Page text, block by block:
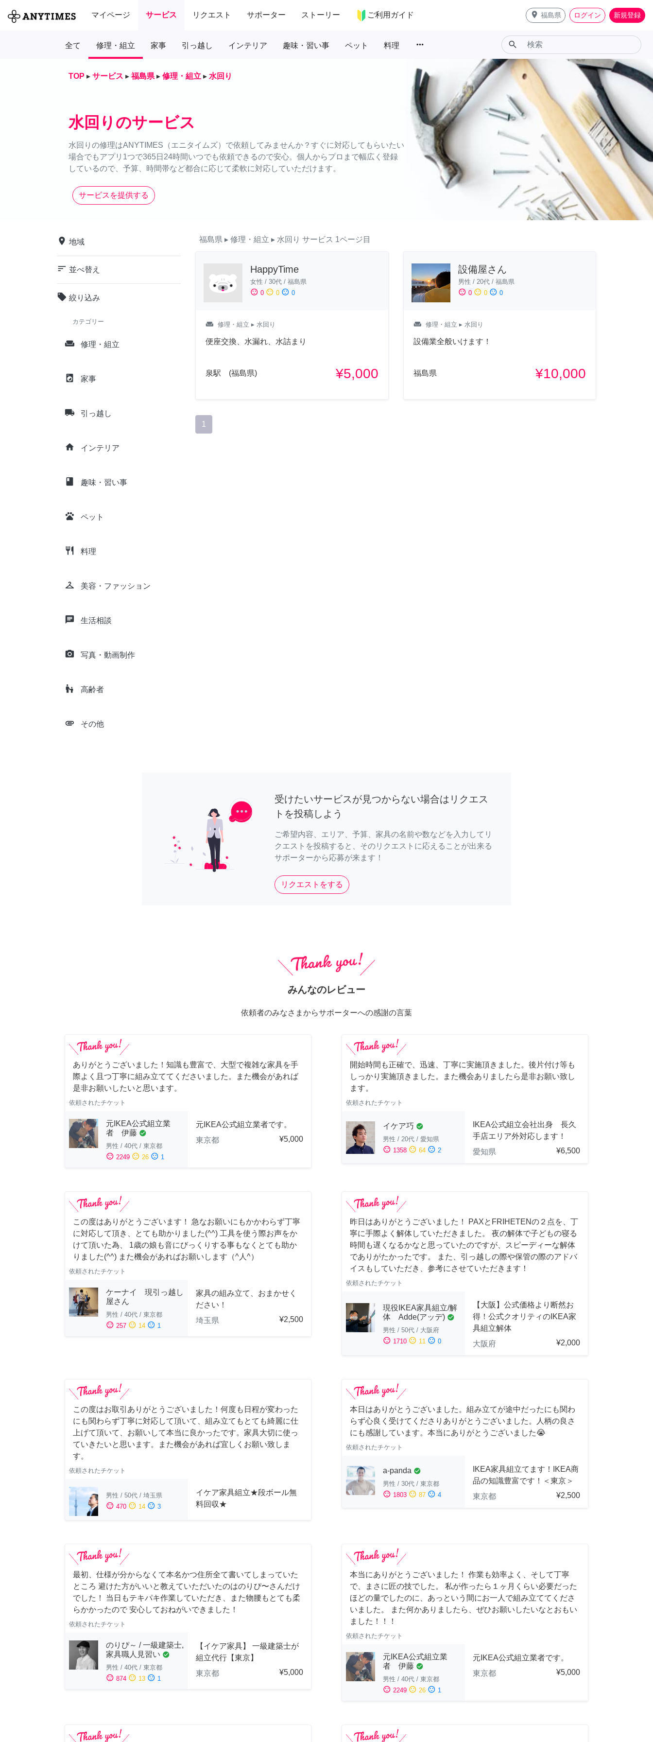
マイページ サービス リクエスト サポーター ストーリー ご利用ガイド place 福島県 ログイン 新規登録
全て 修理・組立 家事 引っ越し インテリア 趣味・習い事 ペット 料理 more_horiz search
TOP ▸ サービス ▸ 福島県 ▸ 修理・組立 ▸ 水回り
水回りのサービス
水回りの修理はANYTIMES（エニタイムズ）で依頼してみませんか？すぐに対応してもらいたい
場合でもアプリ1つで365日24時間いつでも依頼できるので安心。個人からプロまで幅広く登録
しているので、予算、時間帯など都合に応じて柔軟に対応していただけます。
サービスを提供する
place 地域
sort 並べ替え
local_offer 絞り込み
カテゴリー
weekend 修理・組立
local_laundry_service 家事
local_shipping 引っ越し
home インテリア
class 趣味・習い事
pets ペット
restaurant 料理
checkroom 美容・ファッション
chat 生活相談
camera_alt 写真・動画制作
escalator_warning 高齢者
attachment その他
福島県 ▸ 修理・組立 ▸ 水回り サービス 1ページ目
HappyTime
女性 / 30代 / 福島県
sentiment_satisfied 0 sentiment_neutral 0 sentiment_dissatisfied 0
weekend 修理・組立 ▸ 水回り
便座交換、水漏れ、水詰まり
泉駅 (福島県) ¥5,000
設備屋さん
男性 / 20代/ 福島県
sentiment_satisfied 0 sentiment_neutral 0 sentiment_dissatisfied 0
weekend 修理・組立 ▸ 水回り
設備業全般いけます！
福島県 ¥10,000
1
受けたいサービスが見つからない場合はリクエス
トを投稿しよう
ご希望内容、エリア、予算、家具の名前や数などを入力してリ
クエストを投稿すると、そのリクエストに応えることが出来る
サポーターから応募が来ます！
リクエストをする
みんなのレビュー
依頼者のみなさまからサポーターへの感謝の言葉
ありがとうございました！知識も豊富で、大型で複雑な家具を手
際よく且つ丁寧に組み立ててくださいました。また機会があれば
是非お願いしたいと思います。
依頼されたチケット
元IKEA公式組立業
者 伊藤 check_circle
男性 / 40代 / 東京都
sentiment_satisfied 2249 sentiment_neutral 26 sentiment_dissatisfied 1
元IKEA公式組立業者です。
東京都
¥5,000
開始時間も正確で、迅速、丁寧に実施頂きました。後片付け等も
しっかり実施頂きました。また機会ありましたら是非お願い致し
ます。
依頼されたチケット
イケア巧 check_circle
男性 / 20代 / 愛知県
sentiment_satisfied 1358 sentiment_neutral 64 sentiment_dissatisfied 2
IKEA公式組立会社出身 長久
手店エリア外対応します！
愛知県
¥6,500
この度はありがとうございます！ 急なお願いにもかかわらず丁寧
に対応して頂き、とても助かりました(^^) 工具を使う際お声をか
けて頂いた為、 1歳の娘も音にびっくりする事もなくとても助か
りました(^^) また機会があればお願いします（^人^）
依頼されたチケット
ケーナイ 現引っ越し
屋さん
男性 / 40代 / 東京都
sentiment_satisfied 257 sentiment_neutral 14 sentiment_dissatisfied 1
家具の組み立て、おまかせく
ださい！
埼玉県
¥2,500
昨日はありがとうございました！ PAXとFRIHETENの２点を、丁
寧に手際よく解体していただきました。 夜の解体で子どもの寝る
時間も遅くなるかなと思っていたのですが、スピーディーな解体
でありがたかったです。 また、引っ越しの際や保管の際のアドバ
イスもしていただき、参考にさせていただきます！
依頼されたチケット
現役IKEA家具組立/解
体 Adde(アッデ) check_circle
男性 / 50代 / 大阪府
sentiment_satisfied 1710 sentiment_neutral 11 sentiment_dissatisfied 0
【大阪】公式価格より断然お
得！公式クオリティのIKEA家
具組立解体
大阪府
¥2,000
この度はお取引ありがとうございました！何度も日程が変わった
にも関わらず丁寧に対応して頂いて、組み立てもとても綺麗に仕
上げて頂いて、お願いして本当に良かったです。家具大切に使っ
ていきたいと思います。また機会があれば宜しくお願い致しま
す。
依頼されたチケット
男性 / 50代 / 埼玉県
sentiment_satisfied 470 sentiment_neutral 14 sentiment_dissatisfied 3
イケア家具組立★段ボール無
料回収★
本日はありがとうございました。組み立てが途中だったにも関わ
らず心良く受けてくださりありがとうございました。人柄の良さ
にも感謝しています。本当にありがとうございました😭
依頼されたチケット
a-panda check_circle
男性 / 30代 / 東京都
sentiment_satisfied 1803 sentiment_neutral 87 sentiment_dissatisfied 4
IKEA家具組立てます！IKEA商
品の知識豊富です！＜東京＞
東京都
¥2,500
最初、仕様が分からなくて本名かつ住所全て書いてしまっていた
ところ 避けた方がいいと教えていただいたのはのりぴ〜さんだけ
でした！ 当日もテキパキ作業していただき、また物腰もとても柔
らかかったので 安心しておねがいできました！
依頼されたチケット
のりぴ～ / 一級建築士,
家具職人見習い check_circle
男性 / 40代 / 東京都
sentiment_satisfied 874 sentiment_neutral 13 sentiment_dissatisfied 1
【イケア家具】 一級建築士が
組立代行【東京】
東京都
¥5,000
本当にありがとうございました！ 作業も効率よく、そして丁寧
で、まさに匠の技でした。 私が作ったら１ヶ月くらい必要だった
ほどの量でしたのに、あっという間にお一人で組み立ててくださ
いました。 また何かありましたら、ぜひお願いしたいなとおもい
ました！！！
依頼されたチケット
元IKEA公式組立業
者 伊藤 check_circle
男性 / 40代 / 東京都
sentiment_satisfied 2249 sentiment_neutral 26 sentiment_dissatisfied 1
元IKEA公式組立業者です。
東京都
¥5,000